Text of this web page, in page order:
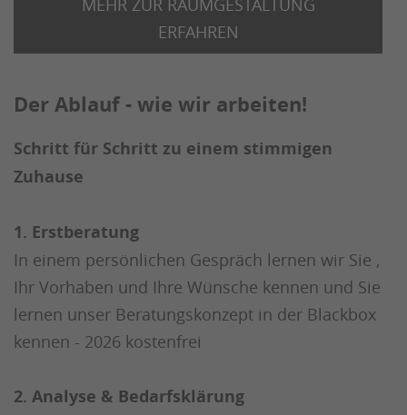
MEHR ZUR RAUMGESTALTUNG
ERFAHREN
Der Ablauf - wie wir arbeiten!
Schritt für Schritt zu einem stimmigen
Zuhause
1. Erstberatung
In einem persönlichen Gespräch lernen wir Sie ,
Ihr Vorhaben und Ihre Wünsche kennen und Sie
lernen unser Beratungskonzept in der Blackbox
kennen - 2026 kostenfrei
2. Analyse & Bedarfsklärung